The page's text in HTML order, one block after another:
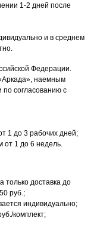
1-2 дней после
и в среднем
Федерации.
наемным
согласованию с
1 до 3 рабочих дней;
от 1 до 6 недель.
только доставка до
руб.;
индивидуально;
комплект;